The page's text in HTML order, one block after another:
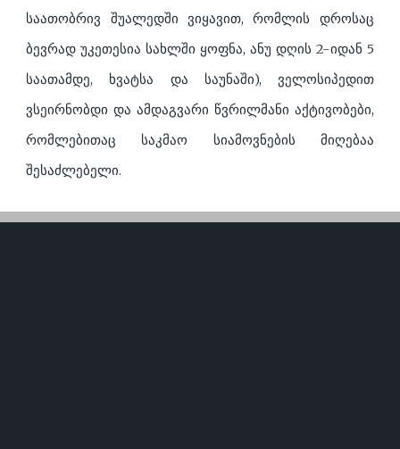
საათობრივ შუალედში ვიყავით, რომლის დროსაც
ბევრად უკეთესია სახლში ყოფნა, ანუ დღის 2-იდან 5
საათამდე, ხვატსა და საუნაში), ველოსიპედით
ვსეირნობდი და ამდაგვარი წვრილმანი აქტივობები,
რომლებითაც საკმაო სიამოვნების მიღებაა
შესაძლებელი.